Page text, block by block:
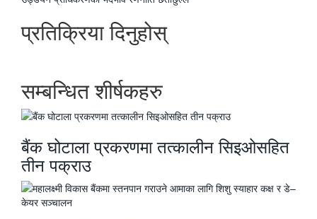
प्रतिक्रिया दिनुहोस्
सम्बन्धित शीर्षकहरु
बैंक घोटाला प्रकरणमा तत्कालीन सिइओसहित
तीन पक्राउ